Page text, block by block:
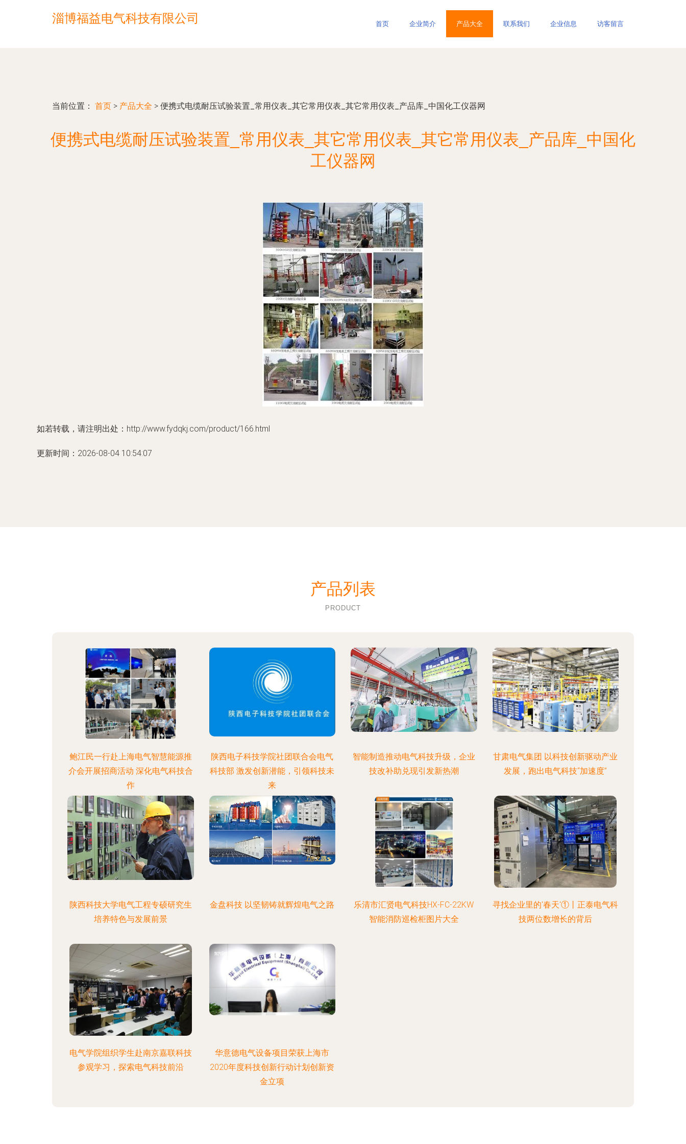
淄博福益电气科技有限公司 首页 企业简介 产品大全 联系我们 企业信息 访客留言
当前位置： 首页 > 产品大全 > 便携式电缆耐压试验装置_常用仪表_其它常用仪表_其它常用仪表_产品库_中国化工仪器网
便携式电缆耐压试验装置_常用仪表_其它常用仪表_其它常用仪表_产品库_中国化
工仪器网
如若转载，请注明出处：http://www.fydqkj.com/product/166.html
更新时间：2026-08-04 10:54:07
产品列表
PRODUCT
鲍江民一行赴上海电气智慧能源推
介会开展招商活动 深化电气科技合
作
陕西电子科技学院社团联合会电气
科技部 激发创新潜能，引领科技未
来
智能制造推动电气科技升级，企业
技改补助兑现引发新热潮
甘肃电气集团 以科技创新驱动产业
发展，跑出电气科技“加速度”
陕西科技大学电气工程专硕研究生
培养特色与发展前景
金盘科技 以坚韧铸就辉煌电气之路
乐清市汇贤电气科技HX-FC-22KW
智能消防巡检柜图片大全
寻找企业里的'春天'①丨正泰电气科
技两位数增长的背后
电气学院组织学生赴南京嘉联科技
参观学习，探索电气科技前沿
华意德电气设备项目荣获上海市
2020年度科技创新行动计划创新资
金立项